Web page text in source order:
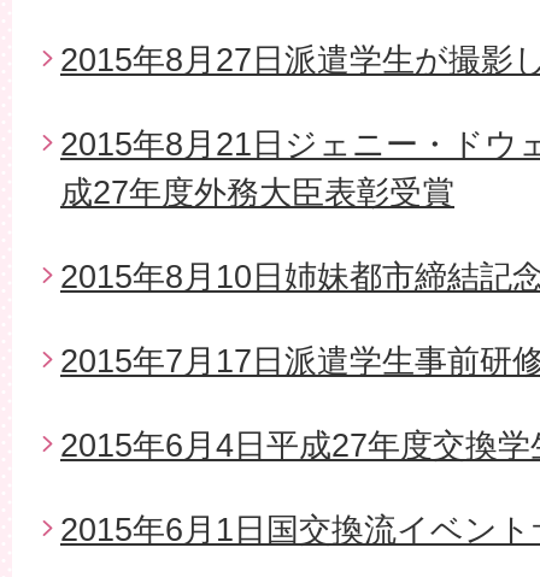
2015年8月27日派遣学生が撮影
2015年8月21日ジェニー・ドウ
成27年度外務大臣表彰受賞
2015年8月10日姉妹都市締結記
2015年7月17日派遣学生事前研
2015年6月4日平成27年度交換
2015年6月1日国交換流イベン